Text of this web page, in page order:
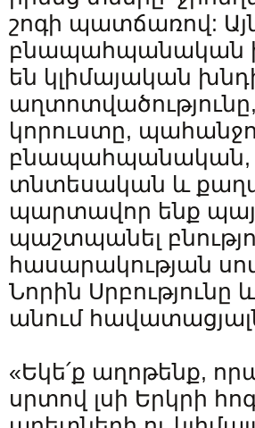
շոգի պատճառով:
բնապահպանական
են կլիմայական
կորուստը,
բնապահպանական,
տնտեսական և
պարտավոր ենք
պաշտպանել
հասարակության
Նորին
անում
«Եկե՛ք աղոթենք,
սրտով լսի Երկրի